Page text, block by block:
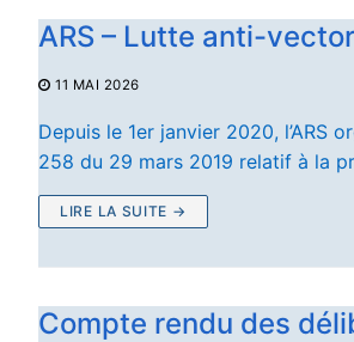
ARS – Lutte anti-
11 MAI 2026
Depuis le 1er janvier 2020, l’ARS
258 du 29 mars 2019 relatif à la
LIRE LA SUITE →
Compte rendu des